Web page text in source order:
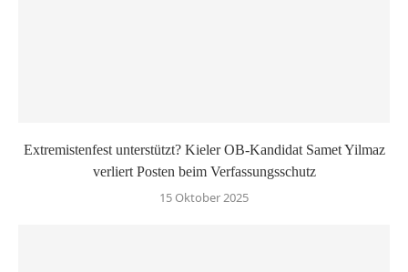
Extremistenfest unterstützt? Kieler OB-Kandidat Samet Yilmaz
verliert Posten beim Verfassungsschutz
15 Oktober 2025